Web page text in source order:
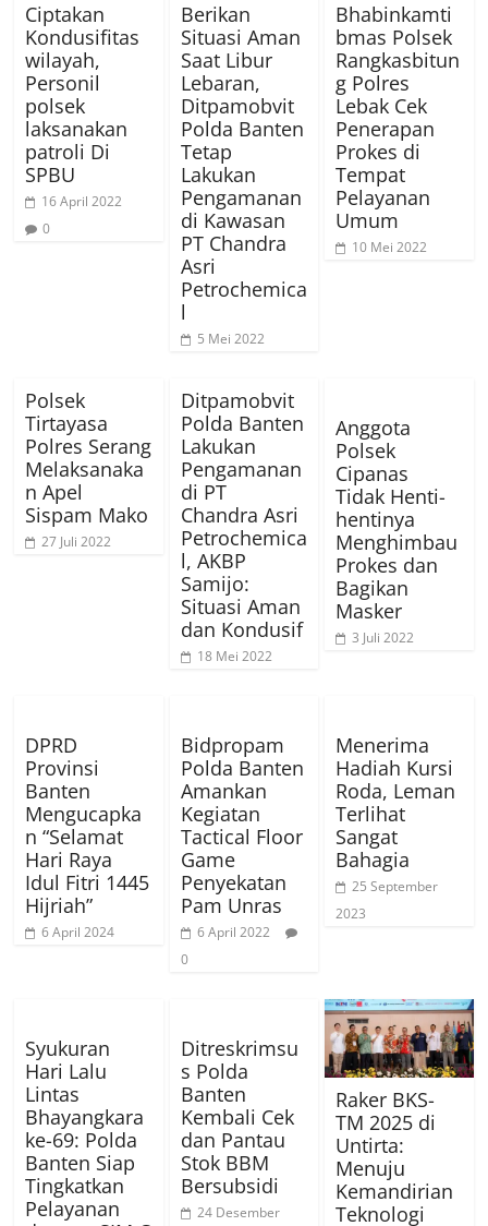
Ciptakan
Kondusifitas
wilayah,
Personil
polsek
laksanakan
patroli Di
SPBU
16 April 2022
0
Berikan
Situasi Aman
Saat Libur
Lebaran,
Ditpamobvit
Polda Banten
Tetap
Lakukan
Pengamanan
di Kawasan
PT Chandra
Asri
Petrochemica
l
5 Mei 2022
Bhabinkamti
bmas Polsek
Rangkasbitun
g Polres
Lebak Cek
Penerapan
Prokes di
Tempat
Pelayanan
Umum
10 Mei 2022
Polsek
Tirtayasa
Polres Serang
Melaksanaka
n Apel
Sispam Mako
27 Juli 2022
Ditpamobvit
Polda Banten
Lakukan
Pengamanan
di PT
Chandra Asri
Petrochemica
l, AKBP
Samijo:
Situasi Aman
dan Kondusif
18 Mei 2022
Anggota
Polsek
Cipanas
Tidak Henti-
hentinya
Menghimbau
Prokes dan
Bagikan
Masker
3 Juli 2022
DPRD
Provinsi
Banten
Mengucapka
n “Selamat
Hari Raya
Idul Fitri 1445
Hijriah”
6 April 2024
Bidpropam
Polda Banten
Amankan
Kegiatan
Tactical Floor
Game
Penyekatan
Pam Unras
6 April 2022
0
Menerima
Hadiah Kursi
Roda, Leman
Terlihat
Sangat
Bahagia
25 September
2023
Syukuran
Hari Lalu
Lintas
Bhayangkara
ke-69: Polda
Banten Siap
Tingkatkan
Pelayanan
Ditreskrimsu
s Polda
Banten
Kembali Cek
dan Pantau
Stok BBM
Bersubsidi
24 Desember
Raker BKS-
TM 2025 di
Untirta:
Menuju
Kemandirian
Teknologi